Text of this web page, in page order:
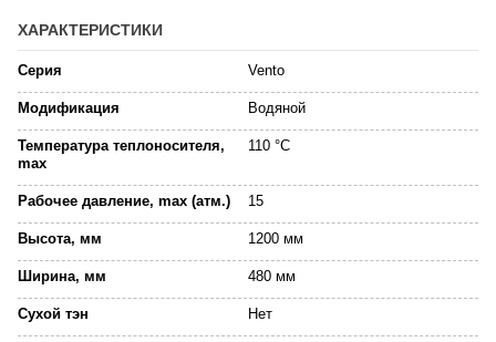
ХАРАКТЕРИСТИКИ
Серия Vento
Модификация Водяной
Температура теплоносителя,
max
110 °C
Рабочее давление, max (атм.) 15
Высота, мм 1200 мм
Ширина, мм 480 мм
Сухой тэн Нет